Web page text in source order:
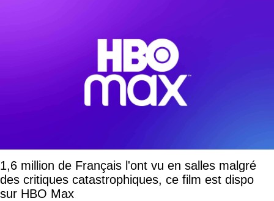
1,6 million de Français l'ont vu en salles malgré
des critiques catastrophiques, ce film est dispo
sur HBO Max